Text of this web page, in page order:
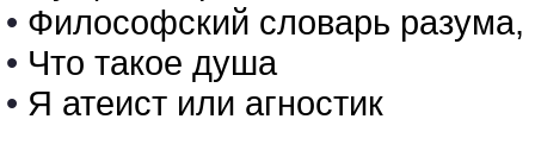
• Философский словарь
• Что такое душа
• Я атеист или агностик